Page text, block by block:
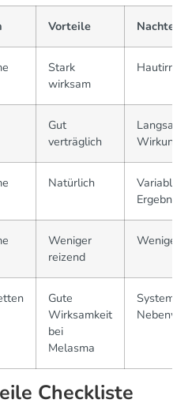
Vorteile Nachteile
Stark
wirksam
Gut
verträglich
Langsame
Wirkung
Natürlich
Variable
Ergebnisse
Weniger
reizend
Weniger
Gute
Wirksamkeit
bei
Melasma
Checkliste